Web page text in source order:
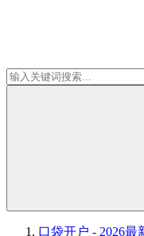
口袋开户 - 2026